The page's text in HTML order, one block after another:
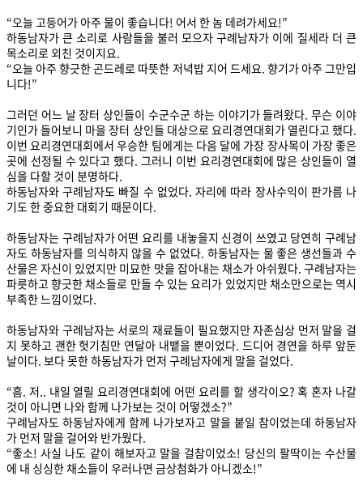
“오늘 고등어가 아주 물이 좋습니다! 어서 한 놈 데려가세요!”
하동남자가 큰 소리로 사람들을 불러 모으자 구례남자가 이에 질세라 더 큰
목소리로 외친 것이지요.
“오늘 아주 향긋한 곤드레로 따뜻한 저녁밥 지어 드세요. 향기가 아주 그만입
니다!”
그러던 어느 날 장터 상인들이 수군수군 하는 이야기가 들려왔다. 무슨 이야
기인가 들어보니 마을 장터 상인들 대상으로 요리경연대회가 열린다고 했다.
이번 요리경연대회에서 우승한 팀에게는 다음 달에 가장 장사목이 가장 좋은
곳에 선정될 수 있다고 했다. 그러니 이번 요리경연대회에 많은 상인들이 열
심을 다할 것이 분명하다.
하동남자와 구례남자도 빠질 수 없었다. 자리에 따라 장사수익이 판가름 나
기도 한 중요한 대회기 때문이다.
하동남자는 구례남자가 어떤 요리를 내놓을지 신경이 쓰였고 당연히 구례남
자도 하동남자를 의식하지 않을 수 없었다. 하동남자는 물 좋은 생선들과 수
산물은 자신이 있었지만 미묘한 맛을 잡아내는 채소가 아쉬웠다. 구례남자는
파릇하고 향긋한 채소들로 만들 수 있는 요리가 있었지만 채소만으로는 역시
부족한 느낌이었다.
하동남자와 구례남자는 서로의 재료들이 필요했지만 자존심상 먼저 말을 걸
지 못하고 괜한 헛기침만 연달아 내뱉을 뿐이었다. 드디어 경연을 하루 앞둔
날이다. 보다 못한 하동남자가 먼저 구례남자에게 말을 걸었다.
“흠. 저.. 내일 열릴 요리경연대회에 어떤 요리를 할 생각이오? 혹 혼자 나갈
것이 아니면 나와 함께 나가보는 것이 어떻겠소?”
구례남자도 하동남자에게 함께 나가보자고 말을 붙일 참이었는데 하동남자
가 먼저 말을 걸어와 반가웠다.
“좋소! 사실 나도 같이 해보자고 말을 걸참이었소! 당신의 팔딱이는 수산물
에 내 싱싱한 채소들이 우러나면 금상첨화가 아니겠소!”